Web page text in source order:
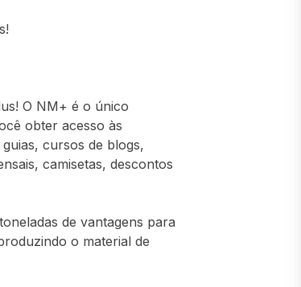
O NM+ é o único
obter acesso às
cursos de blogs,
camisetas, descontos
de vantagens para
o material de